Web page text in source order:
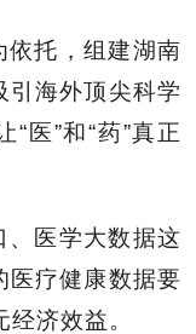
依托，组建湖南
引海外顶尖科学
医”和“药”真正
、医学大数据这
医疗健康数据要
济效益。